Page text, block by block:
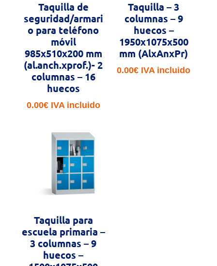
Taquilla de
seguridad/armari
o para teléfono
móvil
985x510x200 mm
(al.anch.xprof.)- 2
columnas – 16
huecos
0.00€ IVA incluido
Taquilla – 3
columnas – 9
huecos –
1950x1075x500
mm (AlxAnxPr)
0.00€ IVA incluido
Taquilla para
escuela primaria –
3 columnas – 9
huecos –